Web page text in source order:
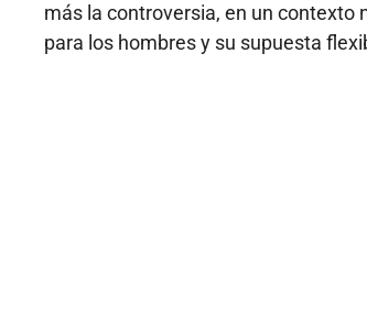
más la controversia, en un contexto
para los hombres y su supuesta